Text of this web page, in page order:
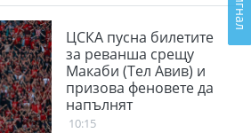
ЦСКА пусна билетите
за реванша срещу
Макаби (Тел Авив) и
призова феновете да
напълнят
Националния стадион
10:15